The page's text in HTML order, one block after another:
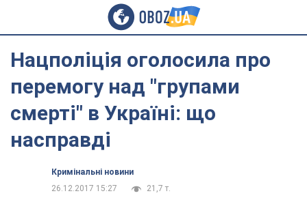
Нацполіція оголосила про
перемогу над "групами
смерті" в Україні: що
насправді
Кримінальні новини
26.12.2017 15:27
21,7 т.